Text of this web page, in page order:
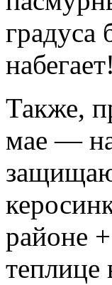
градуса
набегает!
Также,
мае —
районе
теплице